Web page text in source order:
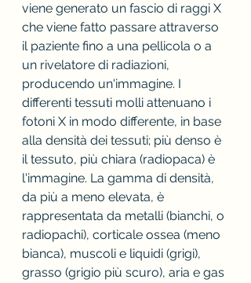
viene generato un fascio di raggi X
che viene fatto passare attraverso
il paziente fino a una pellicola o a
un rivelatore di radiazioni,
producendo un'immagine. I
differenti tessuti molli attenuano i
fotoni X in modo differente, in base
alla densità dei tessuti; più denso è
il tessuto, più chiara (radiopaca) è
l'immagine. La gamma di densità,
da più a meno elevata, è
rappresentata da metalli (bianchi, o
radiopachi), corticale ossea (meno
bianca), muscoli e liquidi (grigi),
grasso (grigio più scuro), aria e gas